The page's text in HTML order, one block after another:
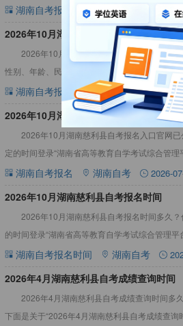
课程的缴费状态显示为“已缴费”。详情见下文：
湖南自考报名 湖南自考 2026-
2026年10月湖南慈利县自考报名条件
2026年10月湖南慈利县自考报名条件要求
性别、年龄、民族、种族、宗教信仰、财产状况
未加限制条件的专业。从2024年起，我省不接受
湖南自考报名 湖南自考 2026-
2026年10月湖南慈利县自考报名入口官网
2026年10月湖南慈利县自考报名入口官网
定的时间登录“湖南省高等教育自学考试综合管理
户”（https://nzkks.hneao.cn）报名、报考等，详
湖南自考报名 湖南自考 2026-
2026年10月湖南慈利县自考报名时间
2026年10月湖南慈利县自考报名时间多久
的时间登录“湖南省高等教育自学考试综合管理平
户”（https://nzkks.hneao.cn/student_a
湖南自考报名时间 湖南自考
2026年4月湖南慈利县自考成绩查询时间
2026年4月湖南慈利县自考成绩查询时间多
下面是关于“2026年4月湖南慈利县自考成绩查询